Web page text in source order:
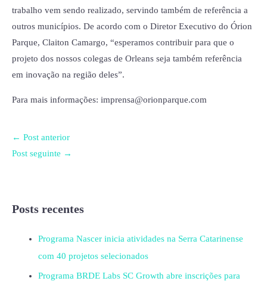
trabalho vem sendo realizado, servindo também de referência a
outros municípios. De acordo com o Diretor Executivo do Órion
Parque, Claiton Camargo, “esperamos contribuir para que o
projeto dos nossos colegas de Orleans seja também referência
em inovação na região deles”.
Para mais informações: imprensa@orionparque.com
← Post anterior
Post seguinte →
Posts recentes
Programa Nascer inicia atividades na Serra Catarinense
com 40 projetos selecionados
Programa BRDE Labs SC Growth abre inscrições para